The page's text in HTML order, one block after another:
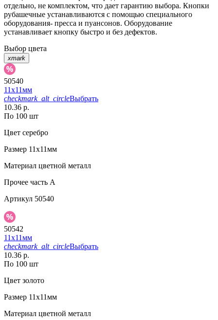
отдельно, не комплектом, что дает гарантию выбора. Кнопки
рубашечные устанавливаются с помощью специального
оборудования- пресса и пуансонов. Оборудование
устанавливает кнопку быстро и без дефектов.
Выбор цвета
xmark
50540
11х11мм
checkmark_alt_circleВыбрать
10.36 р.
По 100 шт
Цвет серебро
Размер 11х11мм
Материал цветной металл
Прочее часть A
Артикул 50540
50542
11х11мм
checkmark_alt_circleВыбрать
10.36 р.
По 100 шт
Цвет золото
Размер 11х11мм
Материал цветной металл